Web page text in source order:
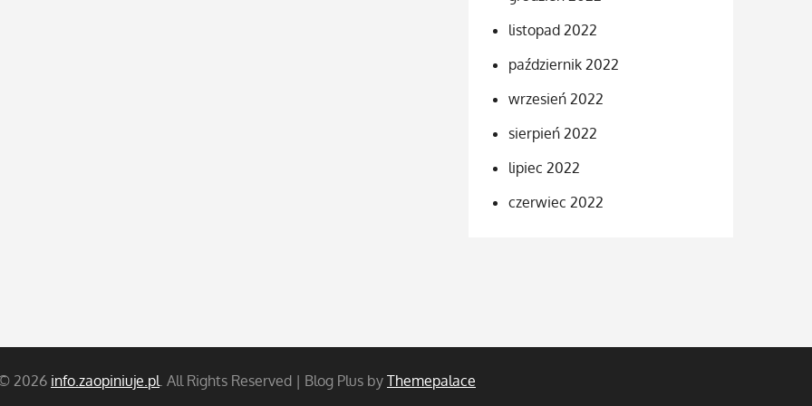
listopad 2022
październik 2022
wrzesień 2022
sierpień 2022
lipiec 2022
czerwiec 2022
2026 info.zaopiniuje.pl . All Rights Reserved | Blog Plus by Themepalace